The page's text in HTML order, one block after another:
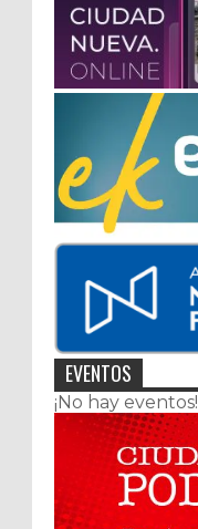
EVENTOS
¡No hay eventos!